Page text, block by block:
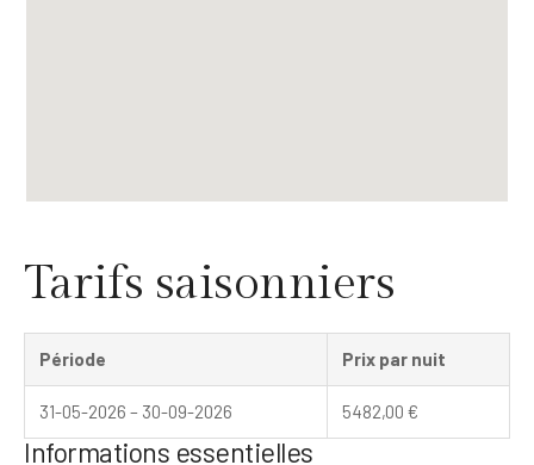
Tarifs saisonniers
Période Prix par nuit
31-05-2026 – 30-09-2026 5482,00 €
Informations essentielles